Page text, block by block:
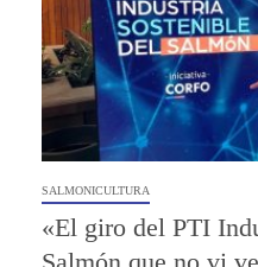
SALMONICULTURA
«El giro del PTI